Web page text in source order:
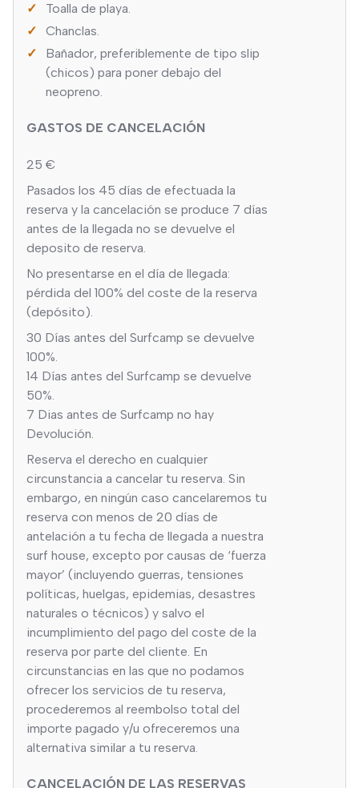
Toalla de playa.
Chanclas.
Bañador, preferiblemente de tipo slip
(chicos) para poner debajo del
neopreno.
GASTOS DE CANCELACIÓN
25 €
Pasados los 45 días de efectuada la
reserva y la cancelación se produce 7 días
antes de la llegada no se devuelve el
deposito de reserva.
No presentarse en el día de llegada:
pérdida del 100% del coste de la reserva
(depósito).
30 Días antes del Surfcamp se devuelve
100%.
14 Días antes del Surfcamp se devuelve
50%.
7 Dias antes de Surfcamp no hay
Devolución.
Reserva el derecho en cualquier
circunstancia a cancelar tu reserva. Sin
embargo, en ningún caso cancelaremos tu
reserva con menos de 20 días de
antelación a tu fecha de llegada a nuestra
surf house, excepto por causas de ‘fuerza
mayor’ (incluyendo guerras, tensiones
políticas, huelgas, epidemias, desastres
naturales o técnicos) y salvo el
incumplimiento del pago del coste de la
reserva por parte del cliente. En
circunstancias en las que no podamos
ofrecer los servicios de tu reserva,
procederemos al reembolso total del
importe pagado y/u ofreceremos una
alternativa similar a tu reserva.
CANCELACIÓN DE LAS RESERVAS